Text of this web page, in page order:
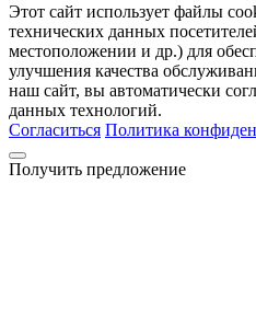
Этот сайт использует файлы
технических данных
местоположении и др.) для
улучшения качества
наш сайт, вы автоматически
данных технологий.
Согласиться Политика
Получить предложение